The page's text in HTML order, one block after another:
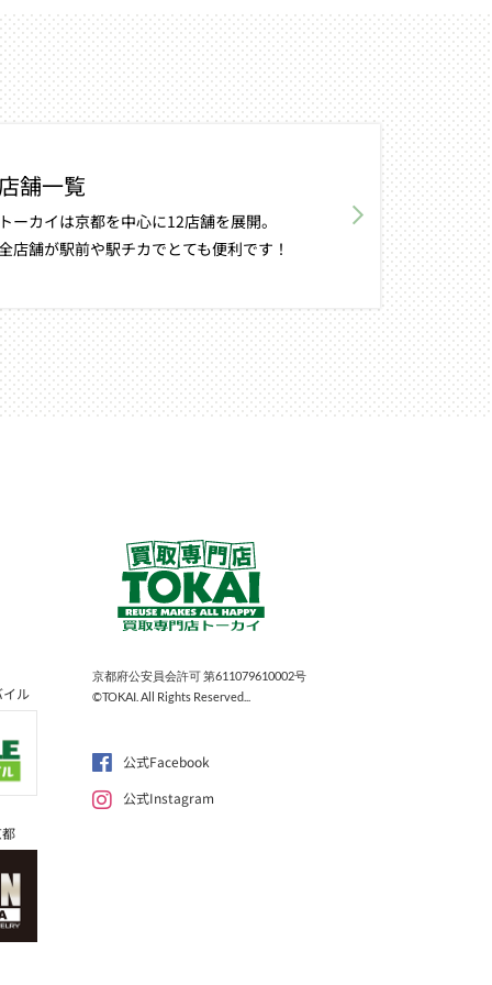
舗一覧
ーカイは京都を中心に12店舗を展開。
店舗が駅前や駅チカでとても便利です！
イル
京都府公安員会許可 第611079610002号
©TOKAI. All Rights Reserved...
公式Facebook
公式Instagram